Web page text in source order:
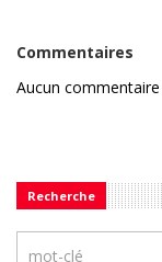
Commentaires
Aucun commentaire
Recherche